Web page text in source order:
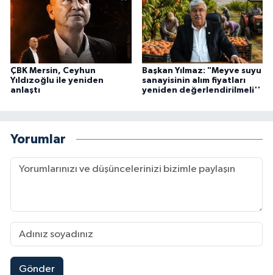
ÇBK Mersin, Ceyhun
Yıldızoğlu ile yeniden
anlaştı
Başkan Yılmaz: "Meyve suyu
sanayisinin alım fiyatları
yeniden değerlendirilmeli''
Yorumlar
Gönder